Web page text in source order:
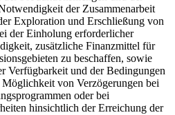
der Zusammenarbeit
Exploration und Erschließung von
der Einholung erforderlicher
zusätzliche Finanzmittel für
zu beschaffen, sowie
Verfügbarkeit und der Bedingungen
von Verzögerungen bei
oder bei
hinsichtlich der Erreichung der